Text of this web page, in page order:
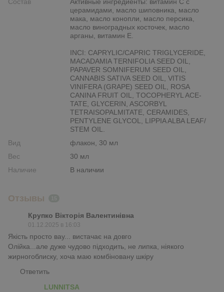
Состав
Активные ингредиенты: витамин C с
церамидами, масло шиповника, масло
мака, масло конопли, масло персика,
масло виноградных косточек, масло
арганы, витамин Е.
INCI: CAPRYLIC/CAPRIC TRIGLYCERIDE,
MACADAMIA TERNIFOLIA SEED OIL,
PAPAVER SOMNIFERUM SEED OIL,
CANNABIS SATIVA SEED OIL, VITIS
VINIFERA (GRAPE) SEED OIL, ROSA
CANINA FRUIT OIL, TOCOPHERYL ACE-
TATE, GLYCERIN, ASCORBYL
TETRAISOPALMITATE, CERAMIDES,
PENTYLENE GLYCOL, LIPPIA ALBA LEAF/
STEM OIL.
Вид
флакон, 30 мл
Вес
30 мл
Наличие
В наличии
Отзывы
Крупко Вікторія Валентинівна
01.12.2025 в 16:03
Якість просто вау... вистачає на довго
Олійка...але дуже чудово підходить, не липка, ніякого
жирногоблиску, хоча маю комбіновану шкіру
Ответить
LUNNITSA